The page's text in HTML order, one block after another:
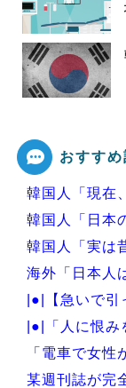
おすすめ
韓国人「現在
韓国人「日本
韓国人「実は
海外「日本人
|●|【急いで
|●|「人に恨
「電車で女
某週刊誌が完